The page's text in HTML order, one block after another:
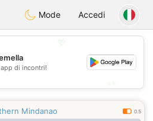
StatesDating
Mode Accedi
di incontri!
Mindanao 0.5